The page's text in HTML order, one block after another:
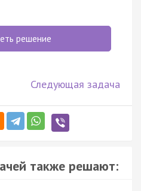
решение
Следующая задача
также решают: